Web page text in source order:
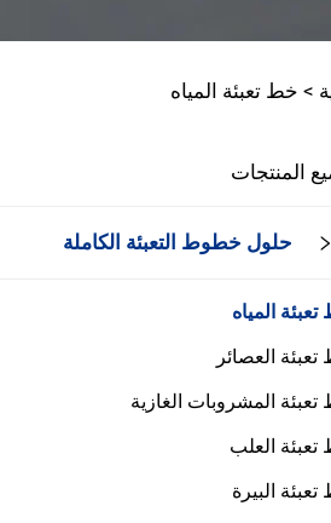
> خط تعبئة المياه
المنتجات
حلول خطوط التعبئة الكاملة
المياه
العصائر
المشروبات الغازية
العلب
البيرة